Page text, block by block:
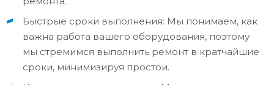
Быстрые сроки выполнения: Мы понимаем, как
важна работа вашего оборудования, поэтому
мы стремимся выполнить ремонт в кратчайшие
сроки, минимизируя простои.